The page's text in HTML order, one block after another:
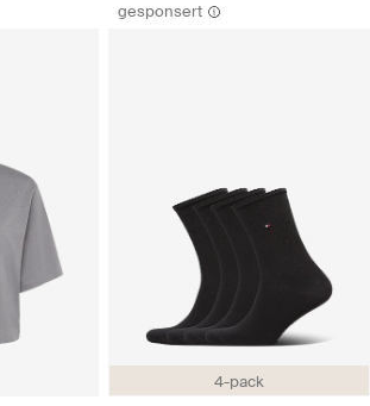
gesponsert
4-pack